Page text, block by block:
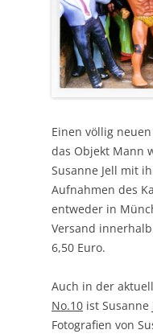
Einen völlig
das Objekt Mann
Susanne Jell mit
Aufnahmen des
entweder in
Versand
6,50 Euro.
Auch in der
No.10 ist
Fotografien von